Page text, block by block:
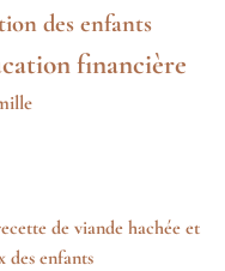
des enfants
financière
de viande hachée et
des enfants